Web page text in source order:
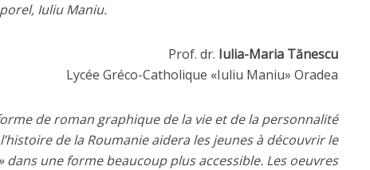
Iuliu Maniu.
Prof. dr. Iulia-Maria Tănescu
Lycée Gréco-Catholique «Iuliu Maniu» Oradea
de roman graphique de la vie et de la personnalité
de la Roumanie aidera les jeunes à découvrir le
dans une forme beaucoup plus accessible. Les oeuvres